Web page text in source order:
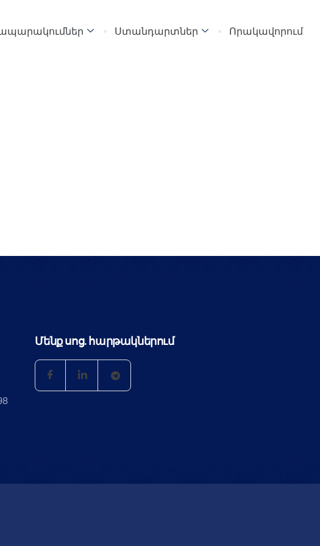
Ստանդարտներ Որակավորում
Մենք սոց. հարթակներում